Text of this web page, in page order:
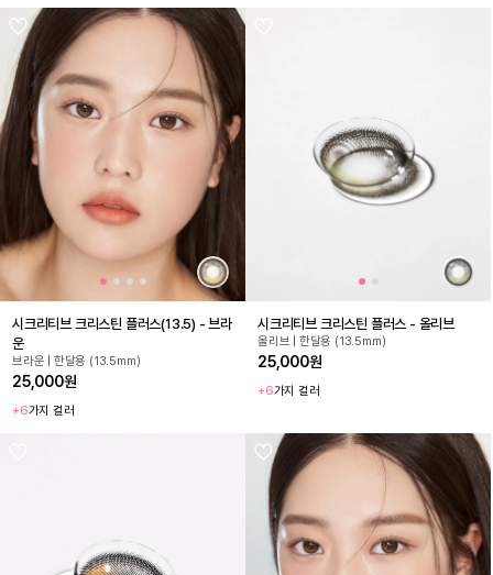
시크리티브 크리스틴 플러스(13.5) - 브라
운
브라운 | 한달용 (13.5mm)
25,000원
+6가지 컬러
시크리티브 크리스틴 플러스 - 올리브
올리브 | 한달용 (13.5mm)
25,000원
+6가지 컬러